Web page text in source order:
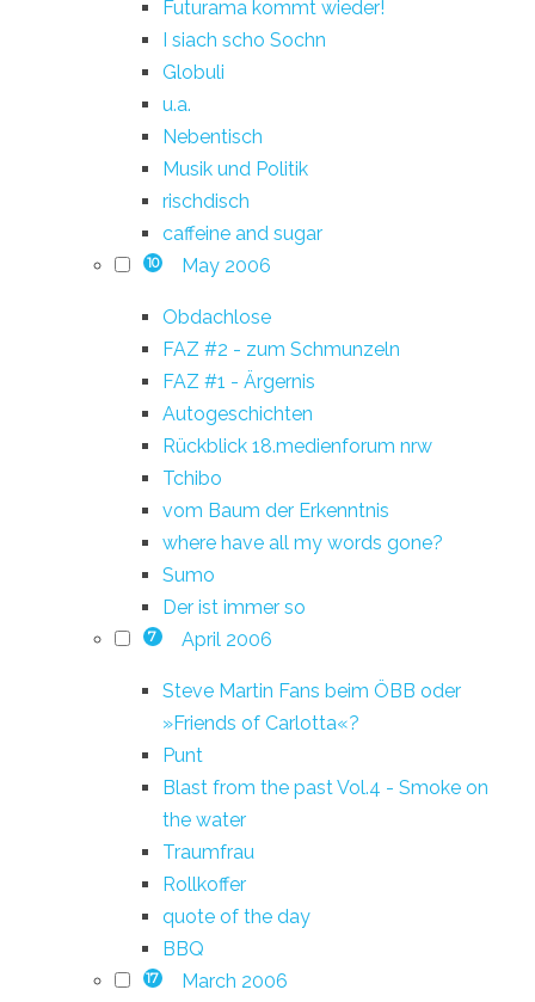
Futurama kommt wieder!
I siach scho Sochn
Globuli
u.a.
Nebentisch
Musik und Politik
rischdisch
caffeine and sugar
10 May 2006
Obdachlose
FAZ #2 - zum Schmunzeln
FAZ #1 - Ärgernis
Autogeschichten
Rückblick 18.medienforum nrw
Tchibo
vom Baum der Erkenntnis
where have all my words gone?
Sumo
Der ist immer so
7 April 2006
Steve Martin Fans beim ÖBB oder
»Friends of Carlotta«?
Punt
Blast from the past Vol.4 - Smoke on
the water
Traumfrau
Rollkoffer
quote of the day
BBQ
17 March 2006